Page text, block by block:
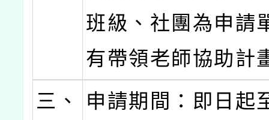
班級、社團為申請
有帶領老師協助計
三、
申請期間：即日起